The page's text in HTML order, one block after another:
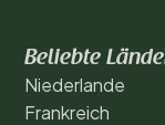
Beliebte
Niederlande
Frankreich